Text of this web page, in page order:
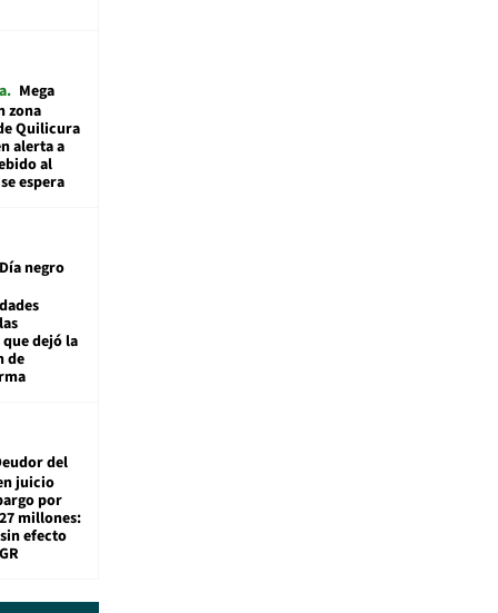
Mega
zona
Quilicura
alerta a
al
espera
negro
dejó la
de
del
juicio
por
millones:
efecto